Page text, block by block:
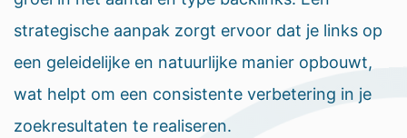
strategische aanpak zorgt ervoor dat je links op
een geleidelijke en natuurlijke manier opbouwt,
wat helpt om een consistente verbetering in je
zoekresultaten te realiseren.